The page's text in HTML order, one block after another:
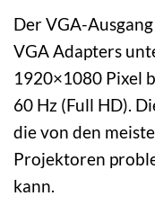
Der VGA-
VGA Adapters
1920×1080 Pixel
60 Hz (Full HD).
die von den
Projektoren
kann.